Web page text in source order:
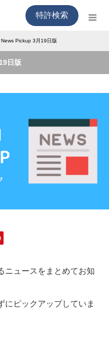
特許検索
News Pickup 3月19日版
日版
ニュースをまとめてお知
にピックアップしていま